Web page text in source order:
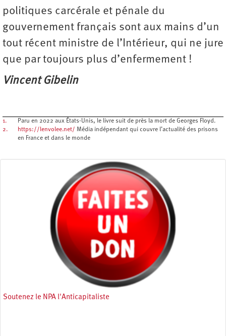
politiques carcérale et pénale du
gouvernement français sont aux mains d’un
tout récent ministre de l’Intérieur, qui ne jure
que par toujours plus d’enfermement !
Vincent Gibelin
1.
Paru en 2022 aux États-Unis, le livre suit de près la mort de Georges Floyd.
2.
https://lenvolee.net/ Média indépendant qui couvre l’actualité des prisons
en France et dans le monde
Soutenez le NPA l'Anticapitaliste